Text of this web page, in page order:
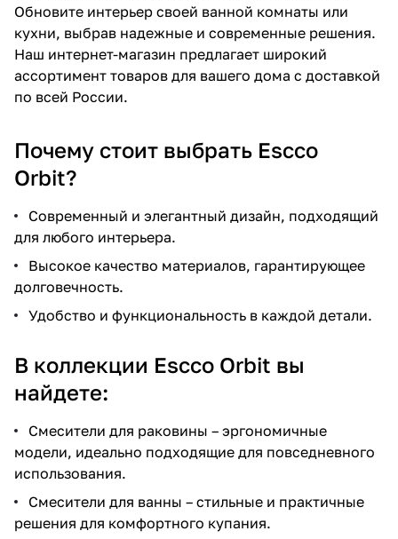
Обновите интерьер своей ванной комнаты или
кухни, выбрав надежные и современные решения.
Наш интернет-магазин предлагает широкий
ассортимент товаров для вашего дома с доставкой
по всей России.
Почему стоит выбрать Escco
Orbit?
Современный и элегантный дизайн, подходящий
для любого интерьера.
Высокое качество материалов, гарантирующее
долговечность.
Удобство и функциональность в каждой детали.
В коллекции Escco Orbit вы
найдете:
Смесители для раковины – эргономичные
модели, идеально подходящие для повседневного
использования.
Смесители для ванны – стильные и практичные
решения для комфортного купания.